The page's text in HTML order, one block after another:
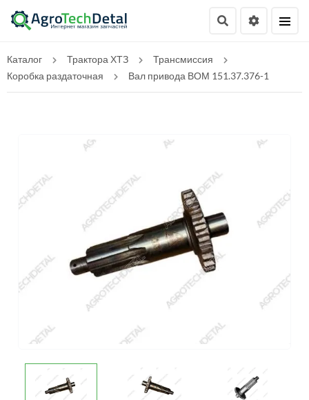
Каталог Трактора ХТЗ
Трансмиссия
Коробка раздаточная
Вал привода ВОМ 151.37.376-1